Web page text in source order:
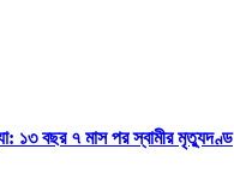
১৩ বছর ৭ মাস পর স্বামীর মৃত্যুদণ্ড